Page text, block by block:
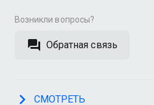
Возникли вопросы?
Обратная связь
СМОТРЕТЬ